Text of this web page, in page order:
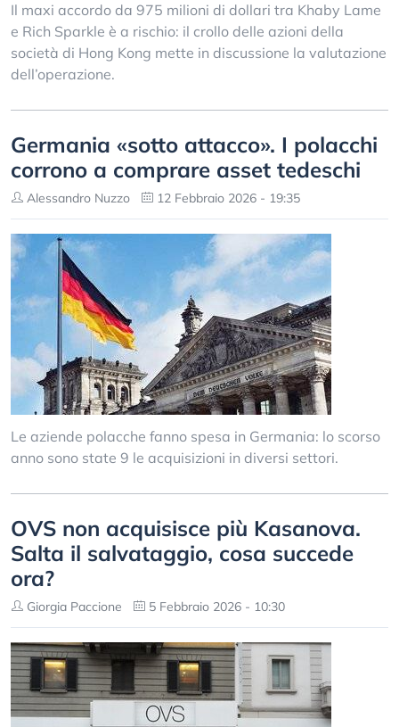
Il maxi accordo da 975 milioni di dollari tra Khaby Lame
e Rich Sparkle è a rischio: il crollo delle azioni della
società di Hong Kong mette in discussione la valutazione
dell’operazione.
Germania «sotto attacco». I polacchi
corrono a comprare asset tedeschi
Alessandro Nuzzo 12 Febbraio 2026 - 19:35
Le aziende polacche fanno spesa in Germania: lo scorso
anno sono state 9 le acquisizioni in diversi settori.
OVS non acquisisce più Kasanova.
Salta il salvataggio, cosa succede
ora?
Giorgia Paccione 5 Febbraio 2026 - 10:30